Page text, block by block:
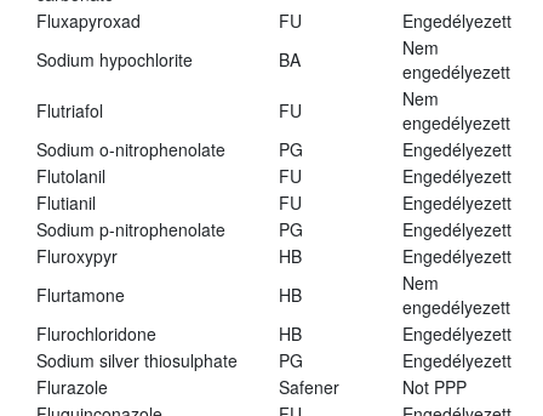
Fluxapyroxad
FU
Engedélyezett
Sodium hypochlorite
BA
Nem
engedélyezett
Flutriafol
FU
Nem
engedélyezett
Sodium o-nitrophenolate
PG
Engedélyezett
Flutolanil
FU
Engedélyezett
Flutianil
FU
Engedélyezett
Sodium p-nitrophenolate
PG
Engedélyezett
Fluroxypyr
HB
Engedélyezett
Flurtamone
HB
Nem
engedélyezett
Flurochloridone
HB
Engedélyezett
Sodium silver thiosulphate
PG
Engedélyezett
Flurazole
Safener
Not PPP